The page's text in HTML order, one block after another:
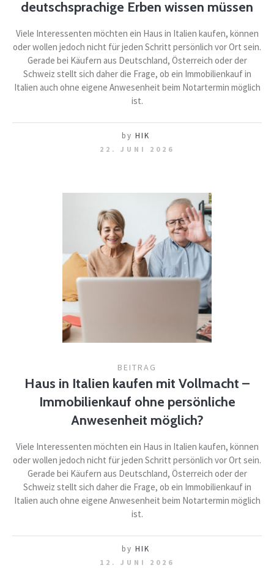
deutschsprachige Erben wissen müssen
Viele Interessenten möchten ein Haus in Italien kaufen, können
oder wollen jedoch nicht für jeden Schritt persönlich vor Ort sein.
Gerade bei Käufern aus Deutschland, Österreich oder der
Schweiz stellt sich daher die Frage, ob ein Immobilienkauf in
Italien auch ohne eigene Anwesenheit beim Notartermin möglich
ist.
by HIK
22. JUNI 2026
BEITRAG
Haus in Italien kaufen mit Vollmacht –
Immobilienkauf ohne persönliche
Anwesenheit möglich?
Viele Interessenten möchten ein Haus in Italien kaufen, können
oder wollen jedoch nicht für jeden Schritt persönlich vor Ort sein.
Gerade bei Käufern aus Deutschland, Österreich oder der
Schweiz stellt sich daher die Frage, ob ein Immobilienkauf in
Italien auch ohne eigene Anwesenheit beim Notartermin möglich
ist.
by HIK
12. JUNI 2026